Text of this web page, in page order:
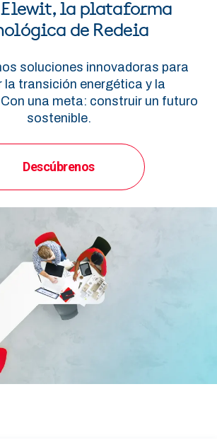
Elewit, la plataforma
de Redeia
soluciones innovadoras para
la transición energética y la
una meta: construir un futuro
sostenible.
Descúbrenos